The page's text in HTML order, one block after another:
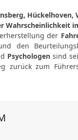
Hückelhoven,
Wahrscheinlichkeit
der
den
Psychologen sind
zurück zum